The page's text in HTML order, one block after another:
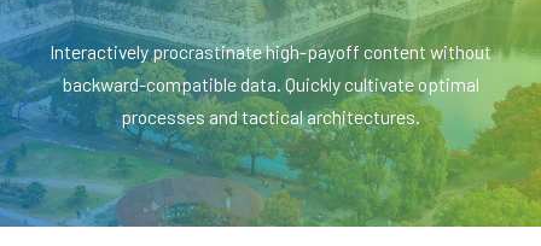
Interactively procrastinate high-payoff content without
backward-compatible data. Quickly cultivate optimal
processes and tactical architectures.